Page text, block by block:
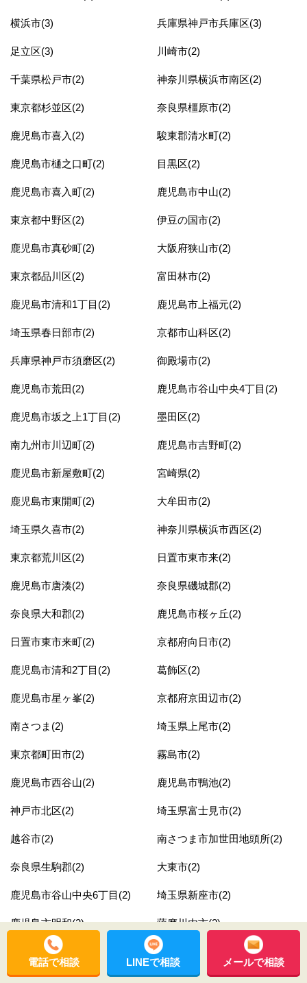
横浜市(3) 兵庫県神戸市兵庫区(3)
足立区(3) 川崎市(2)
千葉県松戸市(2) 神奈川県横浜市南区(2)
東京都杉並区(2) 奈良県橿原市(2)
鹿児島市喜入(2) 駿東郡清水町(2)
鹿児島市樋之口町(2) 目黒区(2)
鹿児島市喜入町(2) 鹿児島市中山(2)
東京都中野区(2) 伊豆の国市(2)
鹿児島市真砂町(2) 大阪府狭山市(2)
東京都品川区(2) 富田林市(2)
鹿児島市清和1丁目(2) 鹿児島市上福元(2)
埼玉県春日部市(2) 京都市山科区(2)
兵庫県神戸市須磨区(2) 御殿場市(2)
鹿児島市荒田(2) 鹿児島市谷山中央4丁目(2)
鹿児島市坂之上1丁目(2) 墨田区(2)
南九州市川辺町(2) 鹿児島市吉野町(2)
鹿児島市新屋敷町(2) 宮崎県(2)
鹿児島市東開町(2) 大牟田市(2)
埼玉県久喜市(2) 神奈川県横浜市西区(2)
東京都荒川区(2) 日置市東市来(2)
鹿児島市唐湊(2) 奈良県磯城郡(2)
奈良県大和郡(2) 鹿児島市桜ヶ丘(2)
日置市東市来町(2) 京都府向日市(2)
鹿児島市清和2丁目(2) 葛飾区(2)
鹿児島市星ヶ峯(2) 京都府京田辺市(2)
南さつま(2) 埼玉県上尾市(2)
東京都町田市(2) 霧島市(2)
鹿児島市西谷山(2) 鹿児島市鴨池(2)
神戸市北区(2) 埼玉県富士見市(2)
越谷市(2) 南さつま市加世田地頭所(2)
奈良県生駒郡(2) 大東市(2)
鹿児島市谷山中央6丁目(2) 埼玉県新座市(2)
鹿児島市明和(2) 薩摩川内市(2)
鹿児島市皇徳寺台3丁目(2) 埼玉県鴻巣市(2)
長泉町(2) 埼玉県熊谷市(2)
電話で相談 LINEで相談 メールで相談